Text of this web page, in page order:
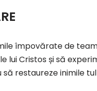
împovărate de
lui Cristos și să
restaureze inimile